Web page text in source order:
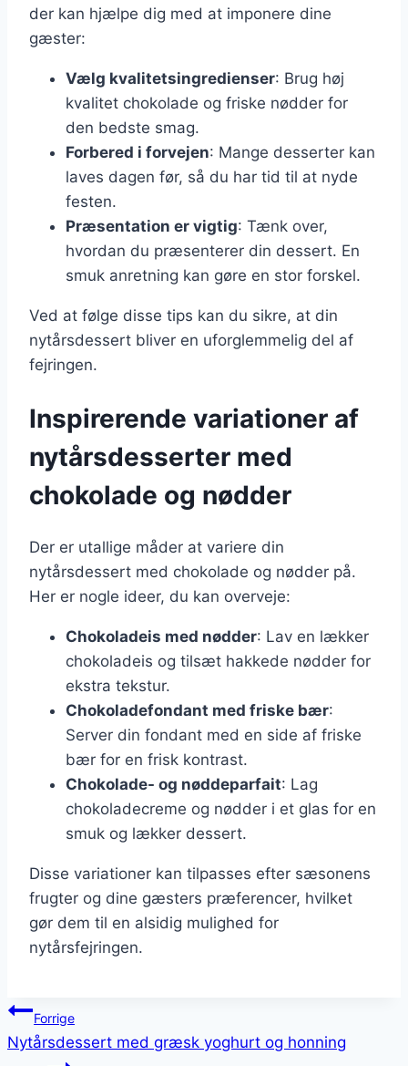
der kan hjælpe dig med at imponere dine
gæster:
Vælg kvalitetsingredienser: Brug høj
kvalitet chokolade og friske nødder for
den bedste smag.
Forbered i forvejen: Mange desserter kan
laves dagen før, så du har tid til at nyde
festen.
Præsentation er vigtig: Tænk over,
hvordan du præsenterer din dessert. En
smuk anretning kan gøre en stor forskel.
Ved at følge disse tips kan du sikre, at din
nytårsdessert bliver en uforglemmelig del af
fejringen.
Inspirerende variationer af
nytårsdesserter med
chokolade og nødder
Der er utallige måder at variere din
nytårsdessert med chokolade og nødder på.
Her er nogle ideer, du kan overveje:
Chokoladeis med nødder: Lav en lækker
chokoladeis og tilsæt hakkede nødder for
ekstra tekstur.
Chokoladefondant med friske bær:
Server din fondant med en side af friske
bær for en frisk kontrast.
Chokolade- og nøddeparfait: Lag
chokoladecreme og nødder i et glas for en
smuk og lækker dessert.
Disse variationer kan tilpasses efter sæsonens
frugter og dine gæsters præferencer, hvilket
gør dem til en alsidig mulighed for
nytårsfejringen.
Indlægsnavigation
Forrige
Nytårsdessert med græsk yoghurt og honning